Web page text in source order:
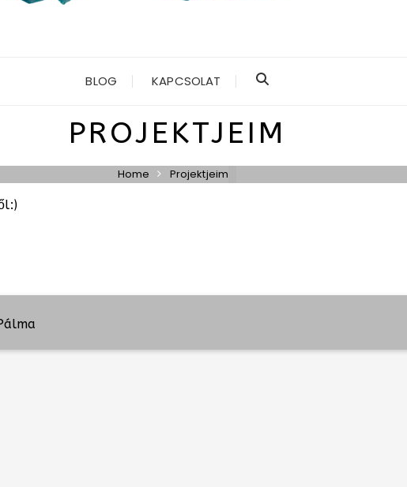
BLOG KAPCSOLAT
PROJEKTJEIM
Home Projektjeim